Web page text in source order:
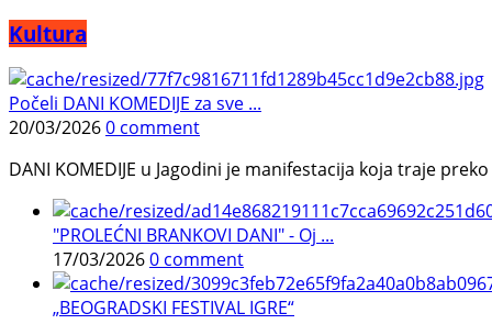
Kultura
Počeli DANI KOMEDIJE za sve ...
20/03/20260 comment
DANI KOMEDIJE u Jagodini je manifestacija koja traje
"PROLEĆNI BRANKOVI DANI" - Oj ...
17/03/20260 comment
„BEOGRADSKI FESTIVAL IGRE“